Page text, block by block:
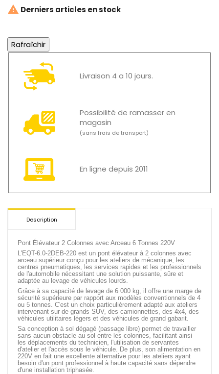
 Derniers articles en stock
Livraison 4 a 10 jours.
Possibilité de ramasser en
magasin
(sans frais de transport)
En ligne depuis 2011
Description
Pont Élévateur 2 Colonnes avec Arceau 6 Tonnes 220V
L'EQT-6.0-2DEB-220 est un pont élévateur à 2 colonnes avec
arceau supérieur conçu pour les ateliers de mécanique, les
centres pneumatiques, les services rapides et les professionnels
de l'automobile nécessitant une solution puissante, sûre et
adaptée au levage de véhicules lourds.
Grâce à sa capacité de levage de 6 000 kg, il offre une marge de
sécurité supérieure par rapport aux modèles conventionnels de 4
ou 5 tonnes. C'est un choix particulièrement adapté aux ateliers
intervenant sur de grands SUV, des camionnettes, des 4x4, des
véhicules utilitaires légers et des véhicules de grand gabarit.
Sa conception à sol dégagé (passage libre) permet de travailler
sans aucun obstacle au sol entre les colonnes, facilitant ainsi
les déplacements du technicien, l'utilisation de servantes
d'atelier et l'accès sous le véhicule. De plus, son alimentation en
220V en fait une excellente alternative pour les ateliers ayant
besoin d'un pont professionnel à haute capacité sans dépendre
d'une installation triphasée.